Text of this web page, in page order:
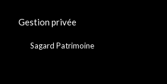
Gestion privée
Sagard Patrimoine